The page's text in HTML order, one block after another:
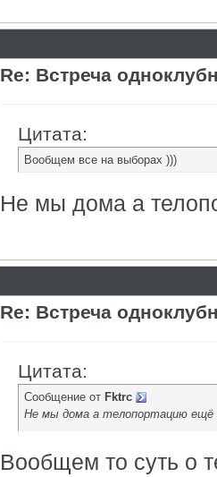
Re: Встреча
Цитата:
Вообщем все на выборах )))
Не мы дома а
Re: Встреча
Цитата:
Сообщение от Fktrc
Не мы дома а телопортацию ещё
Вообщем то суть о